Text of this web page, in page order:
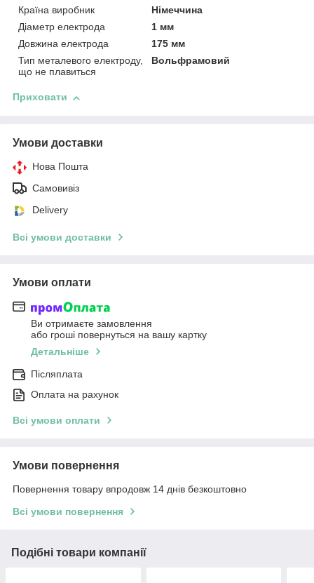
Країна виробник
Німеччина
Діаметр електрода
1 мм
Довжина електрода
175 мм
Тип металевого електроду,
що не плавиться
Вольфрамовий
Приховати
Умови доставки
Нова Пошта
Самовивіз
Delivery
Всі умови доставки
Умови оплати
Ви отримаєте замовлення
або гроші повернуться на вашу картку
Детальніше
Післяплата
Оплата на рахунок
Всі умови оплати
Умови повернення
Повернення товару впродовж 14 днів безкоштовно
Всі умови повернення
Подібні товари компанії